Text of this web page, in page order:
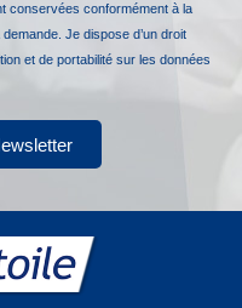
conservées conformément à la
Je dispose d’un droit
et de portabilité sur les données